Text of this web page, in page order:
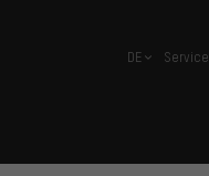
Deutsch
DE Service